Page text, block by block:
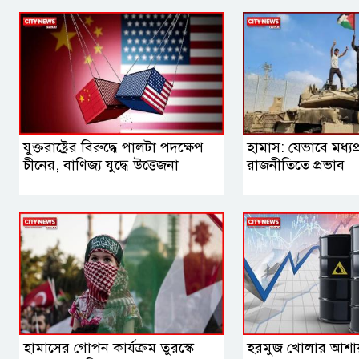
যুক্তরাষ্ট্রের বিরুদ্ধে পালটা পদক্ষেপ
চীনের, বাণিজ্য যুদ্ধে ‍উত্তেজনা
হামাস: যেভাবে
রাজনীতিতে প্রভাব
হামাসের গোপন কার্যক্রম তুরস্কে
হরমুজ খোলার আশায়